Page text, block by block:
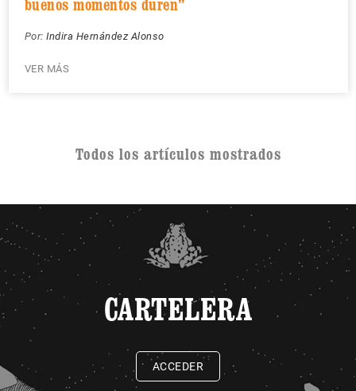
buenos momentos duren”
Por: Indira Hernández Alonso
VER MÁS
Todos los artículos mostrados
CARTELERA
ACCEDER